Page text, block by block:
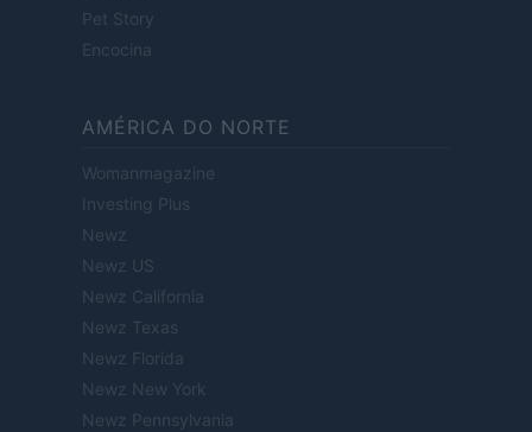
Pet Story
Encocina
AMÉRICA DO NORTE
Womanmagazine
Investing Plus
Newz
Newz US
Newz California
Newz Texas
Newz Florida
Newz New York
Newz Pennsylvania